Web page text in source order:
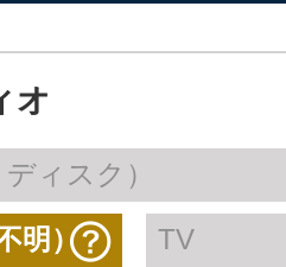
オ
ィスク）
明） TV